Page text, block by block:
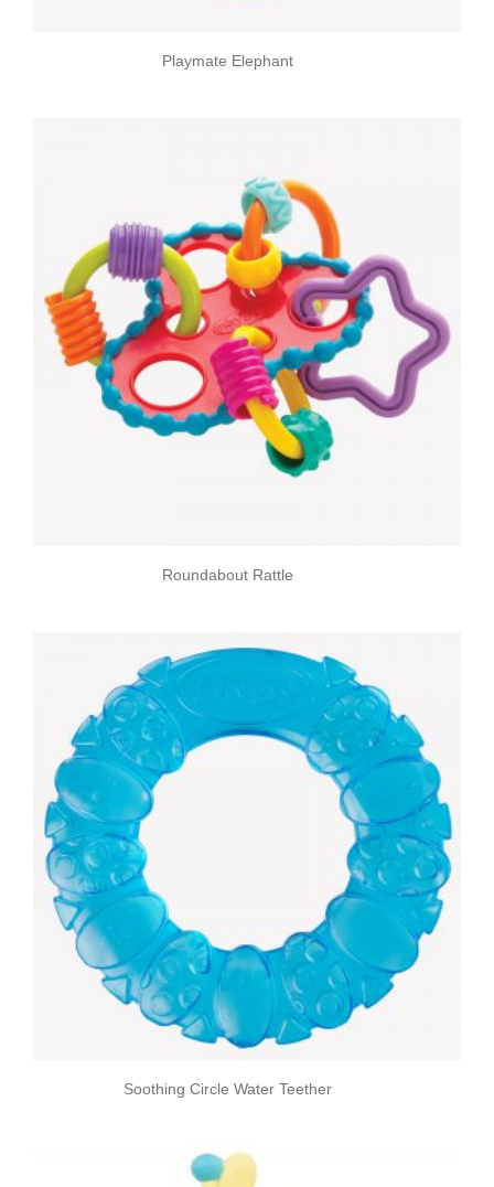
Playmate Elephant
Roundabout Rattle
Soothing Circle Water Teether